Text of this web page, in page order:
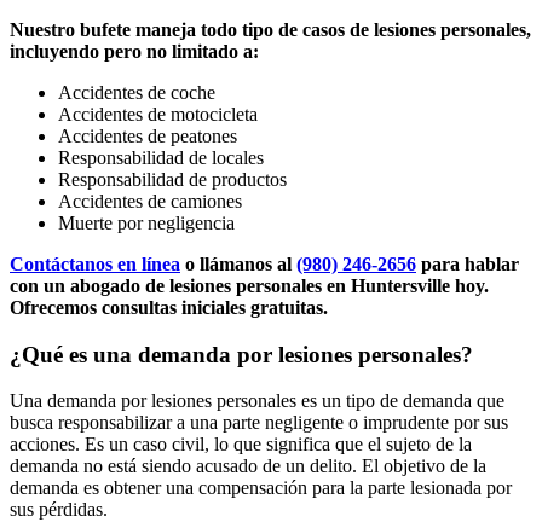
Nuestro bufete maneja todo tipo de casos de lesiones personales,
incluyendo pero no limitado a:
Accidentes de coche
Accidentes de motocicleta
Accidentes de peatones
Responsabilidad de locales
Responsabilidad de productos
Accidentes de camiones
Muerte por negligencia
Contáctanos en línea o llámanos al (980) 246-2656 para hablar
con un abogado de lesiones personales en Huntersville hoy.
Ofrecemos consultas iniciales gratuitas.
¿Qué es una demanda por lesiones personales?
Una demanda por lesiones personales es un tipo de demanda que
busca responsabilizar a una parte negligente o imprudente por sus
acciones. Es un caso civil, lo que significa que el sujeto de la
demanda no está siendo acusado de un delito. El objetivo de la
demanda es obtener una compensación para la parte lesionada por
sus pérdidas.